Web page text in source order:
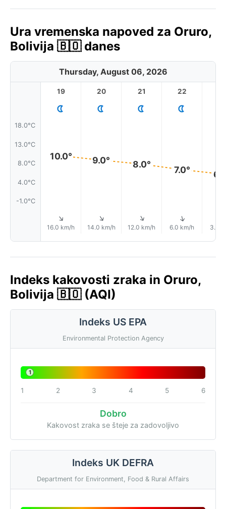
Ura vremenska napoved za Oruro,
Bolivija 🇧🇴 danes
Thursday, August 06, 2026
18.0°C
13.0°C
8.0°C
4.0°C
-1.0°C
19
10.0°
↑
16.0 km/h
20
9.0°
↑
14.0 km/h
21
8.0°
↑
12.0 km/h
22
7.0°
↑
6.0 km/h 3.0
Indeks kakovosti zraka in Oruro,
Bolivija 🇧🇴 (AQI)
Indeks US EPA
Environmental Protection Agency
1
1 2 3 4 5 6
Dobro
Kakovost zraka se šteje za zadovoljivo
Indeks UK DEFRA
Department for Environment, Food & Rural Affairs